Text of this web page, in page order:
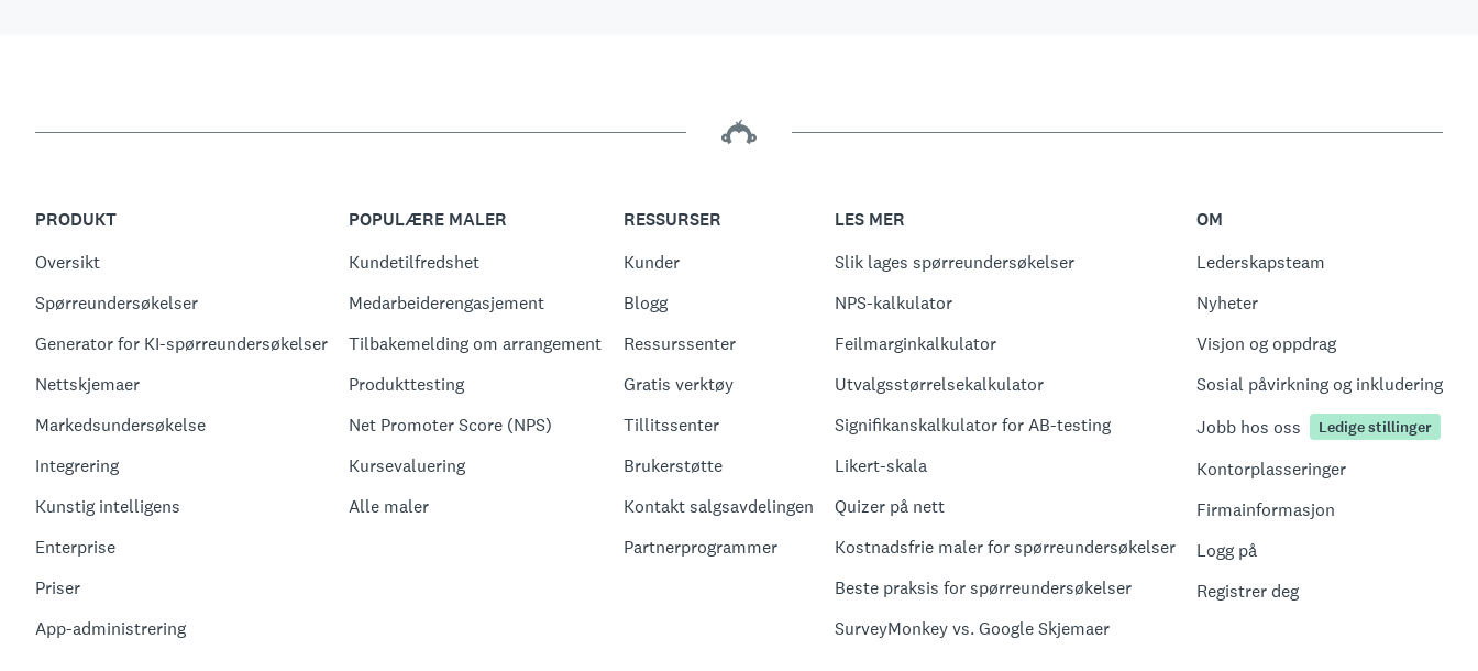
PRODUKT
Oversikt
Spørreundersøkelser
Generator for KI-spørreundersøkelser
Nettskjemaer
Markedsundersøkelse
Integrering
Kunstig intelligens
Enterprise
Priser
App-administrering
POPULÆRE MALER
Kundetilfredshet
Medarbeiderengasjement
Tilbakemelding om arrangement
Produkttesting
Net Promoter Score (NPS)
Kursevaluering
Alle maler
RESSURSER
Kunder
Blogg
Ressurssenter
Gratis verktøy
Tillitssenter
Brukerstøtte
Kontakt salgsavdelingen
Partnerprogrammer
LES MER
Slik lages spørreundersøkelser
NPS-kalkulator
Feilmarginkalkulator
Utvalgsstørrelsekalkulator
Signifikanskalkulator for AB-testing
Likert-skala
Quizer på nett
Kostnadsfrie maler for spørreundersøkelser
Beste praksis for spørreundersøkelser
SurveyMonkey vs. Google Skjemaer
OM
Lederskapsteam
Nyheter
Visjon og oppdrag
Sosial påvirkning og inkludering
Jobb hos oss
Ledige stillinger
Kontorplasseringer
Firmainformasjon
Logg på
Registrer deg